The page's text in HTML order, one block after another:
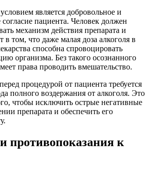
является добровольное и
пациента. Человек должен
механизм действия препарата и
в том, что даже малая доза алкоголя в
способна спровоцировать
организма. Без такого осознанного
права проводить вмешательство.
процедурой от пациента требуется
полного воздержания от алкоголя. Это
чтобы исключить острые негативные
препарата и обеспечить его
противопоказания к